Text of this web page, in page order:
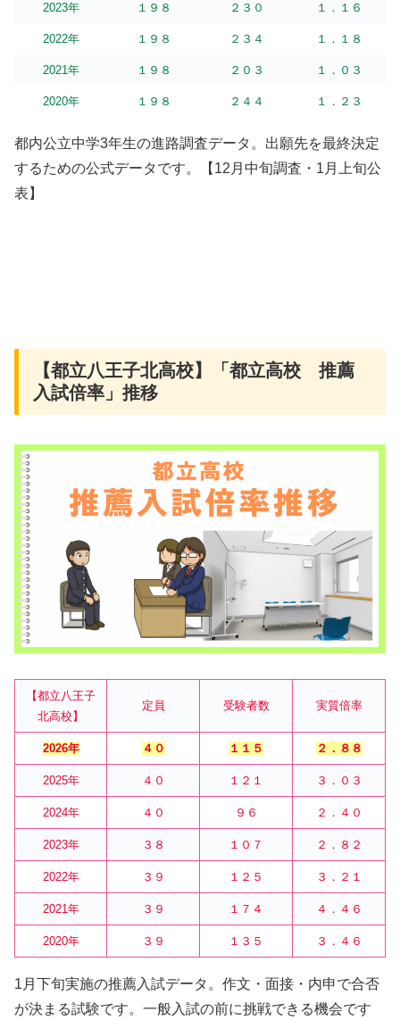
2023年 １９８ ２３０ １．１６
2022年 １９８ ２３４ １．１８
2021年 １９８ ２０３ １．０３
2020年 １９８ ２４４ １．２３
都内公立中学3年生の進路調査データ。出願先を最終決定
するための公式データです。【12月中旬調査・1月上旬公
表】
【都立八王子北高校】「都立高校 推薦
入試倍率」推移
【都立八王子
北高校】
定員 受験者数 実質倍率
2026年 ４０ １１５ ２．８８
2025年 ４０ １２１ ３．０３
2024年 ４０ ９６ ２．４０
2023年 ３８ １０７ ２．８２
2022年 ３９ １２５ ３．２１
2021年 ３９ １７４ ４．４６
2020年 ３９ １３５ ３．４６
1月下旬実施の推薦入試データ。作文・面接・内申で合否
が決まる試験です。一般入試の前に挑戦できる機会です